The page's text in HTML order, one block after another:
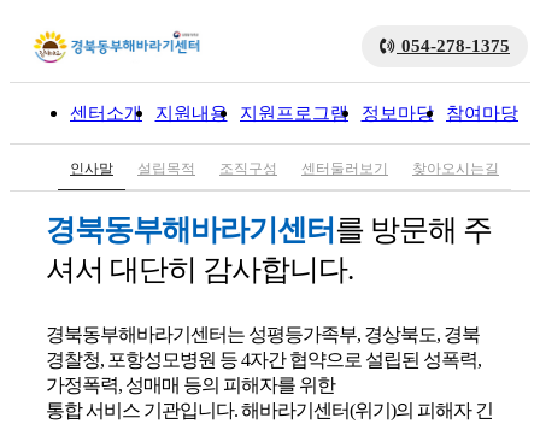
054-278-1375
센터소개 지원내용 지원프로그램 정보마당
참여마당
인사말 설립목적 조직구성 센터둘러보기 찾아오시는길
경북동부해바라기센터를 방문해 주
셔서 대단히 감사합니다.
경북동부해바라기센터는 성평등가족부, 경상북도, 경북
경찰청, 포항성모병원 등 4자간 협약으로 설립된 성폭력,
가정폭력, 성매매 등의 피해자를 위한
통합 서비스 기관입니다. 해바라기센터(위기)의 피해자 긴